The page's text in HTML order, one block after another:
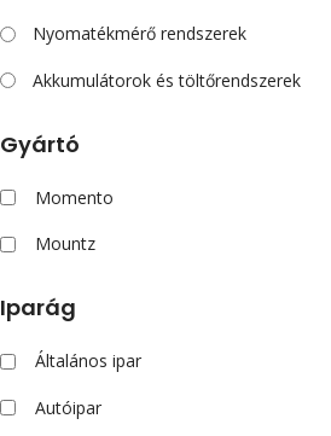
Nyomatékmérő rendszerek
Akkumulátorok és töltőrendszerek
Gyártó
Momento
Mountz
Iparág
Általános ipar
Autóipar